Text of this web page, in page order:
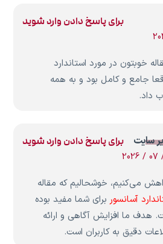
خوبتون در مورد استاندارد
جامع و کامل بود و به همه
داد.
برای پاسخ دادن وارد شوید
سایت
می‌کنیم، خوشحالیم که مقاله
آسانسور برای شما مفید بوده
هدف ما افزایش آگاهی و ارائه
دقیق به کاربران است.
برای پاسخ دادن وارد شوید